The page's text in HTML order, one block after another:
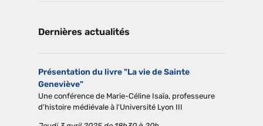
Dernières actualités
Présentation du livre "La vie de Sainte
Geneviève"
Une conférence de Marie-Céline Isaïa, professeure
d'histoire médiévale à l'Université Lyon III